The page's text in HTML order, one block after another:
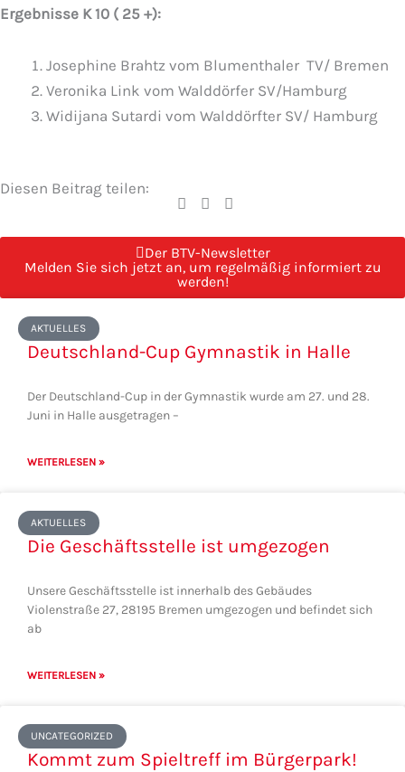
Ergebnisse K 10 ( 25 +):
Josephine Brahtz vom Blumenthaler TV/ Bremen
Veronika Link vom Walddörfer SV/Hamburg
Widijana Sutardi vom Walddörfter SV/ Hamburg
Diesen Beitrag teilen:
Der BTV-Newsletter
Melden Sie sich jetzt an, um regelmäßig informiert zu
werden!
AKTUELLES
Deutschland-Cup Gymnastik in Halle
Der Deutschland-Cup in der Gymnastik wurde am 27. und 28.
Juni in Halle ausgetragen –
WEITERLESEN »
AKTUELLES
Die Geschäftsstelle ist umgezogen
Unsere Geschäftsstelle ist innerhalb des Gebäudes
Violenstraße 27, 28195 Bremen umgezogen und befindet sich
ab
WEITERLESEN »
UNCATEGORIZED
Kommt zum Spieltreff im Bürgerpark!